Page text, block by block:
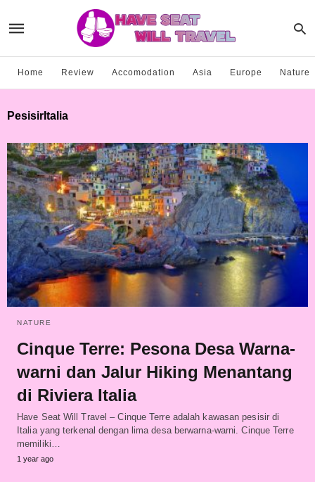
Home Review Accomodation Asia Europe Nature
PesisirItalia
NATURE
Cinque Terre: Pesona Desa Warna-
warni dan Jalur Hiking Menantang
di Riviera Italia
Have Seat Will Travel – Cinque Terre adalah kawasan pesisir di
Italia yang terkenal dengan lima desa berwarna-warni. Cinque Terre
memiliki…
1 year ago